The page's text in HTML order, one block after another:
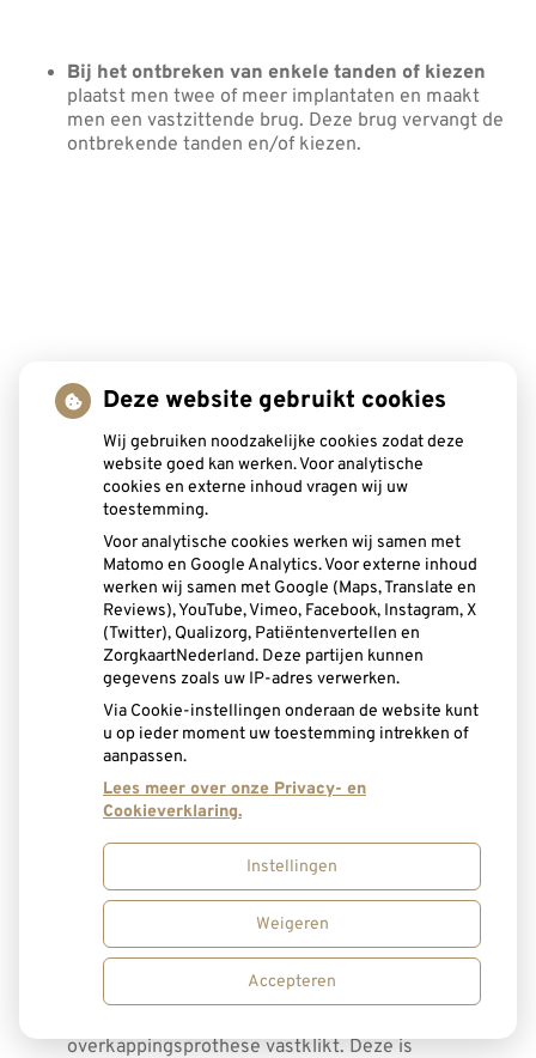
Bij het ontbreken van enkele tanden of kiezen
plaatst men twee of meer implantaten en maakt
men een vastzittende brug. Deze brug vervangt de
ontbrekende tanden en/of kiezen.
Bij het ontbreken van alle tanden en kiezen
worden twee of meer implantaten geplaatst. Daarop
overkappingsprothese vastklikt. Deze is
Deze website gebruikt cookies
Wij gebruiken noodzakelijke cookies zodat deze
website goed kan werken. Voor analytische
cookies en externe inhoud vragen wij uw
toestemming.
Voor analytische cookies werken wij samen met
Matomo en Google Analytics. Voor externe inhoud
werken wij samen met Google (Maps, Translate en
Reviews), YouTube, Vimeo, Facebook, Instagram, X
(Twitter), Qualizorg, Patiëntenvertellen en
ZorgkaartNederland. Deze partijen kunnen
gegevens zoals uw IP-adres verwerken.
Via Cookie-instellingen onderaan de website kunt
u op ieder moment uw toestemming intrekken of
aanpassen.
Lees meer over onze Privacy- en
Cookieverklaring.
Instellingen
Weigeren
Accepteren